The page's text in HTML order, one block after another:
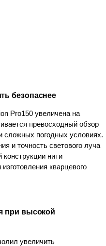
безопаснее
Pro150 увеличена на
превосходный обзор
сложных погодных условиях.
и точность светового луча
конструкции нити
кварцевого
при высокой
увеличить